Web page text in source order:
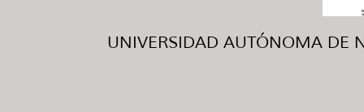
UNIVERSIDAD AUTÓNOMA DE